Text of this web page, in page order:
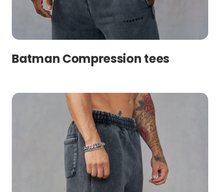
Batman Compression tees